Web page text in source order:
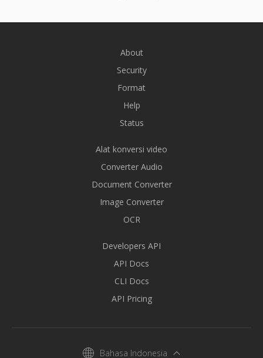
About
Security
Format
Help
Status
Alat konversi video
Converter Audio
Document Converter
Image Converter
OCR
Developers API
API Docs
CLI Docs
API Pricing
Bahasa Indonesia